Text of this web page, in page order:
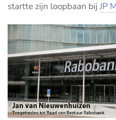
startte zijn loopbaan bij JP